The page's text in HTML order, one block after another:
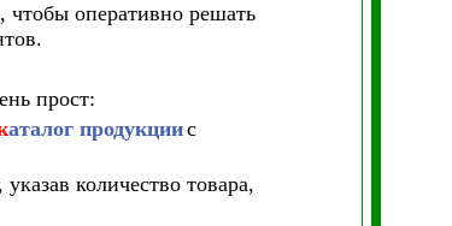
чтобы оперативно решать
прост:
аталог продукциис
количество товара,